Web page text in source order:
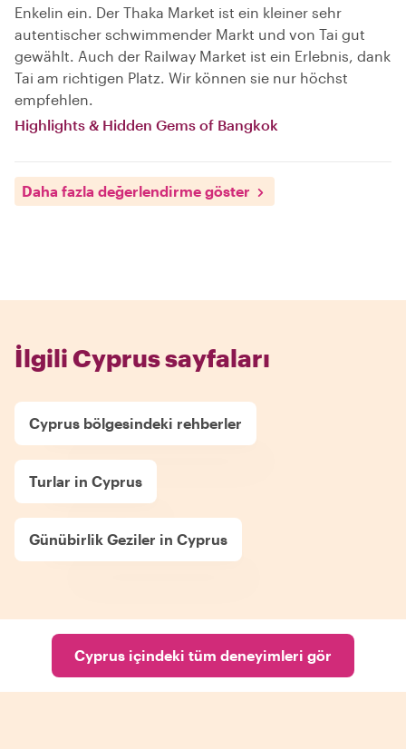
Enkelin ein. Der Thaka Market ist ein kleiner sehr
autentischer schwimmender Markt und von Tai gut
gewählt. Auch der Railway Market ist ein Erlebnis, dank
Tai am richtigen Platz. Wir können sie nur höchst
empfehlen.
Highlights & Hidden Gems of Bangkok
Daha fazla değerlendirme göster
İlgili Cyprus sayfaları
Cyprus bölgesindeki rehberler
Turlar in Cyprus
Günübirlik Geziler in Cyprus
Cyprus içindeki tüm deneyimleri gör